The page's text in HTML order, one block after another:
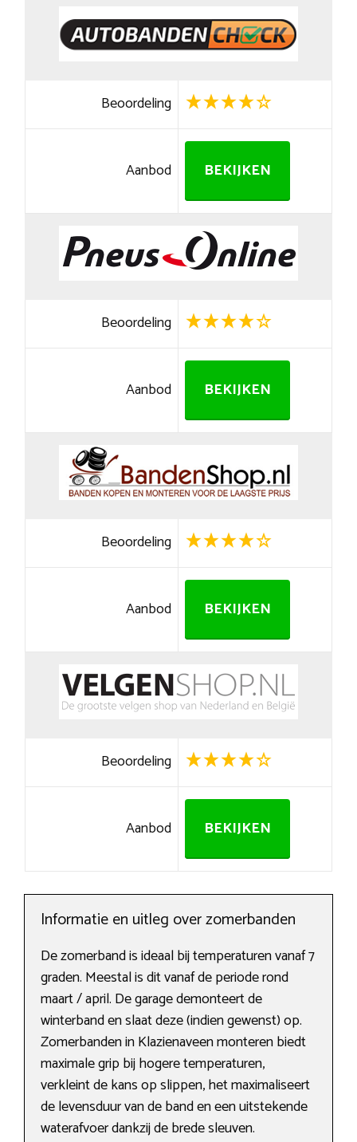
Beoordeling
Aanbod BEKIJKEN
Beoordeling
Aanbod BEKIJKEN
Beoordeling
Aanbod BEKIJKEN
Beoordeling
Aanbod BEKIJKEN
Informatie en uitleg over zomerbanden
De zomerband is ideaal bij temperaturen vanaf 7
graden. Meestal is dit vanaf de periode rond
maart / april. De garage demonteert de
winterband en slaat deze (indien gewenst) op.
Zomerbanden in Klazienaveen monteren biedt
maximale grip bij hogere temperaturen,
verkleint de kans op slippen, het maximaliseert
de levensduur van de band en een uitstekende
waterafvoer dankzij de brede sleuven.